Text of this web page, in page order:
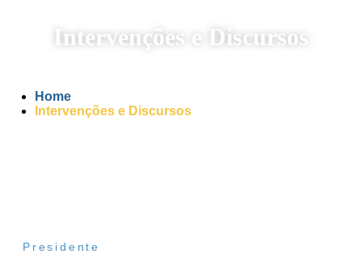
Intervenções e Discursos
Home
Intervenções e Discursos
Presidente